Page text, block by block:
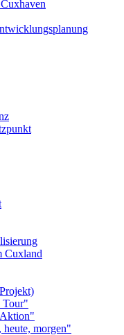
Cuxland
Tour"
heute, morgen"